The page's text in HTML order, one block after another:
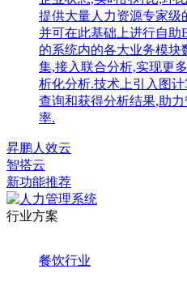
提供大量人力资源专家级
并可在此基础上进行自助
的系统内的各大业务模块
集,接入联合分析,实现更
析化分析.技术上引入图
查询和获得分析结果,助
率.
昇鹏人效云
智搭云
新功能推荐
行业方案
餐饮行业